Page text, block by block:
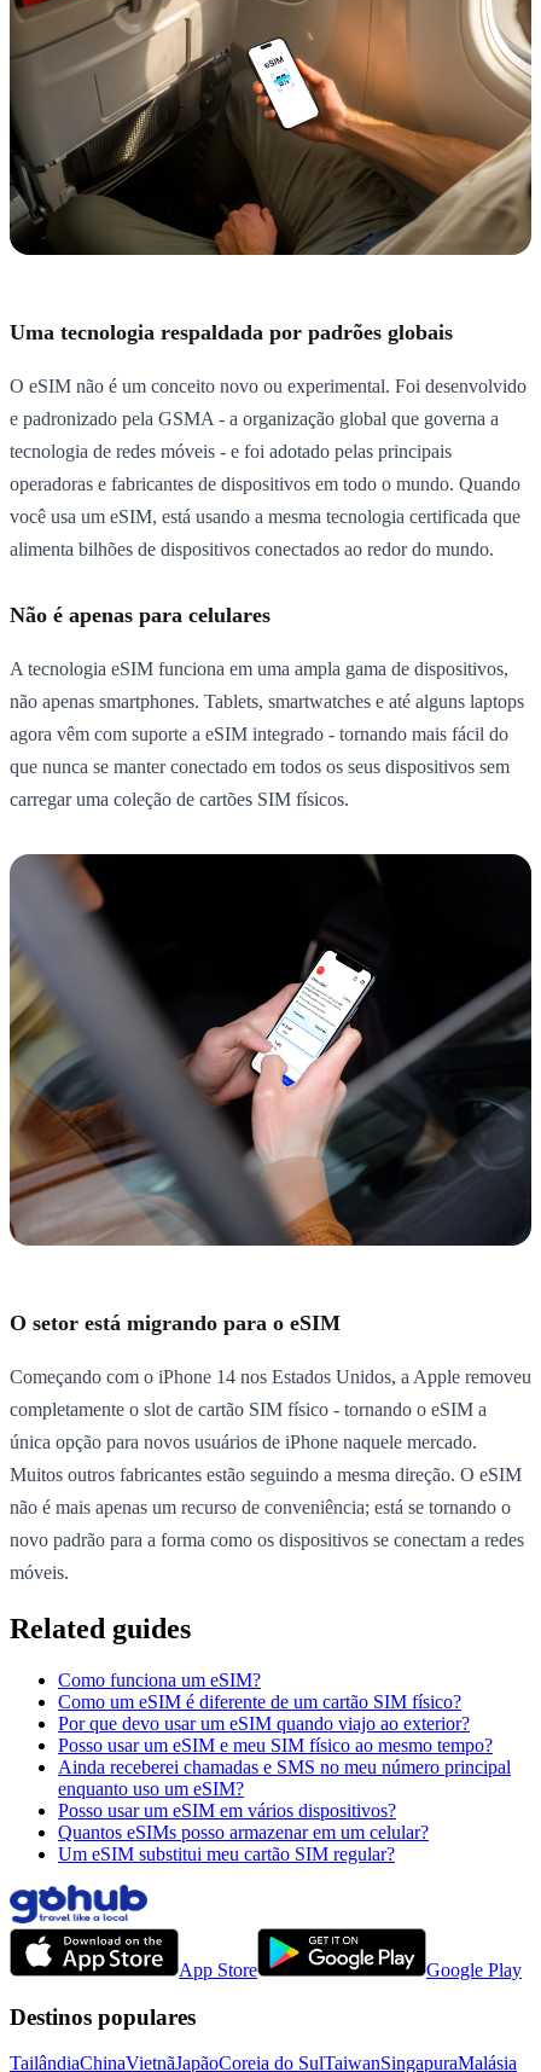
Uma tecnologia respaldada por padrões globais
O eSIM não é um conceito novo ou experimental. Foi desenvolvido
e padronizado pela GSMA - a organização global que governa a
tecnologia de redes móveis - e foi adotado pelas principais
operadoras e fabricantes de dispositivos em todo o mundo. Quando
você usa um eSIM, está usando a mesma tecnologia certificada que
alimenta bilhões de dispositivos conectados ao redor do mundo.
Não é apenas para celulares
A tecnologia eSIM funciona em uma ampla gama de dispositivos,
não apenas smartphones. Tablets, smartwatches e até alguns laptops
agora vêm com suporte a eSIM integrado - tornando mais fácil do
que nunca se manter conectado em todos os seus dispositivos sem
carregar uma coleção de cartões SIM físicos.
O setor está migrando para o eSIM
Começando com o iPhone 14 nos Estados Unidos, a Apple removeu
completamente o slot de cartão SIM físico - tornando o eSIM a
única opção para novos usuários de iPhone naquele mercado.
Muitos outros fabricantes estão seguindo a mesma direção. O eSIM
não é mais apenas um recurso de conveniência; está se tornando o
novo padrão para a forma como os dispositivos se conectam a redes
móveis.
Related guides
Como funciona um eSIM?
Como um eSIM é diferente de um cartão SIM físico?
Por que devo usar um eSIM quando viajo ao exterior?
Posso usar um eSIM e meu SIM físico ao mesmo tempo?
Ainda receberei chamadas e SMS no meu número principal
enquanto uso um eSIM?
Posso usar um eSIM em vários dispositivos?
Quantos eSIMs posso armazenar em um celular?
Um eSIM substitui meu cartão SIM regular?
App Store Google Play
Destinos populares
TailândiaChinaVietnãJapãoCoreia do SulTaiwanSingapuraMalásia